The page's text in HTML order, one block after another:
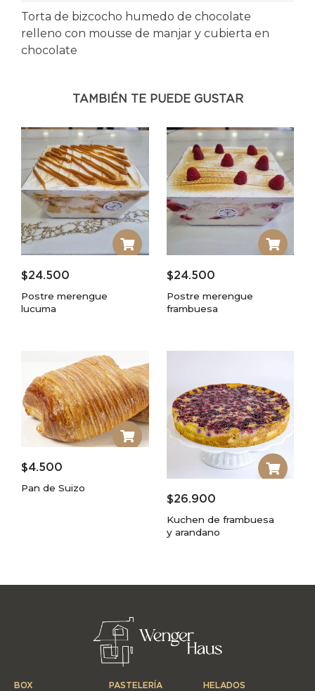
Torta de bizcocho humedo de chocolate
relleno con mousse de manjar y cubierta en
chocolate
TAMBIÉN TE PUEDE GUSTAR
$24.500
Postre merengue
lucuma
$24.500
Postre merengue
frambuesa
$4.500
Pan de Suizo
$26.900
Kuchen de frambuesa
y arandano
BOX PASTELERÍA HELADOS